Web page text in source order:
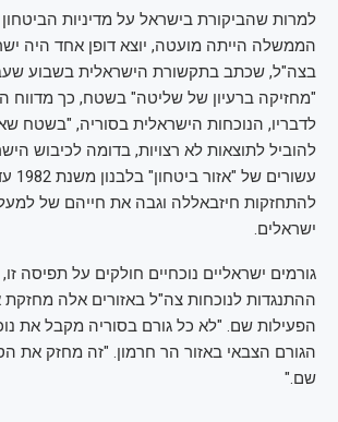
למרות שהביקורת בישראל על מדיניות
הממשלה הייתה מועטה, יוצא דופן אחד היה
בצה"ל, שכתב בתקשורת הישראלית בשבוע
"מחזיקה ברעיון של שליטה" בשטח, כך מדווח
לדבריו, הנוכחות הישראלית בסוריה, "בשטח
להוביל לתוצאות לא רצויות, בדומה לכיבוש
ישראלים.
גורמים ישראליים נוכחיים חולקים על תפיסה זו,
ההתנגדות לנוכחות צה"ל באזורים אלה
הפעילות שם. "לא כל גורם בסוריה מקבל את
הגורם הצבאי באזור הר חרמון. "זה מחזק את
שם."